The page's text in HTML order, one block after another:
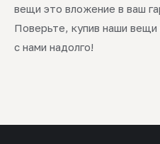
вещи это вложение в ваш
Поверьте, купив наши
с нами надолго!